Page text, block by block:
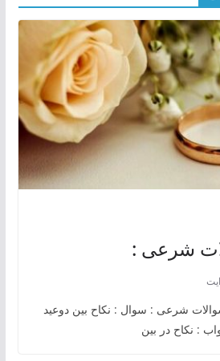
شرعی :
به سوالات شرعی : سوال : نکاح بین دوعید
: نکاح در بین